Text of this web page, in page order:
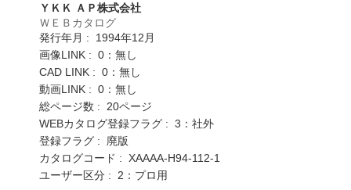
ＹＫＫ ＡＰ株式会社
ＷＥＢカタログ
発行年月 : 1994年12月
画像LINK : 0：無し
CAD LINK : 0：無し
動画LINK : 0：無し
総ページ数 : 20ページ
WEBカタログ登録フラグ : 3：社外
登録フラグ : 廃版
カタログコード : XAAAA-H94-112-1
ユーザー区分 : 2：プロ用